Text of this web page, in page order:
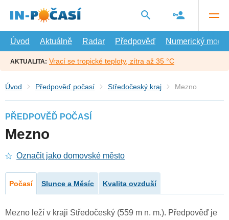
hlavní
Úvod
Aktuálně Radar Předpověď Numerický model
AKTUALITA: Vrací se tropické teploty, zítra až 35 °C
Úvod Předpověď počasí Středočeský kraj Mezno
PŘEDPOVĚĎ POČASÍ
Mezno
Označit jako domovské město
Počasí Slunce a Měsíc Kvalita ovzduší
Mezno leží v kraji Středočeský (559 m n. m.). Předpověď je